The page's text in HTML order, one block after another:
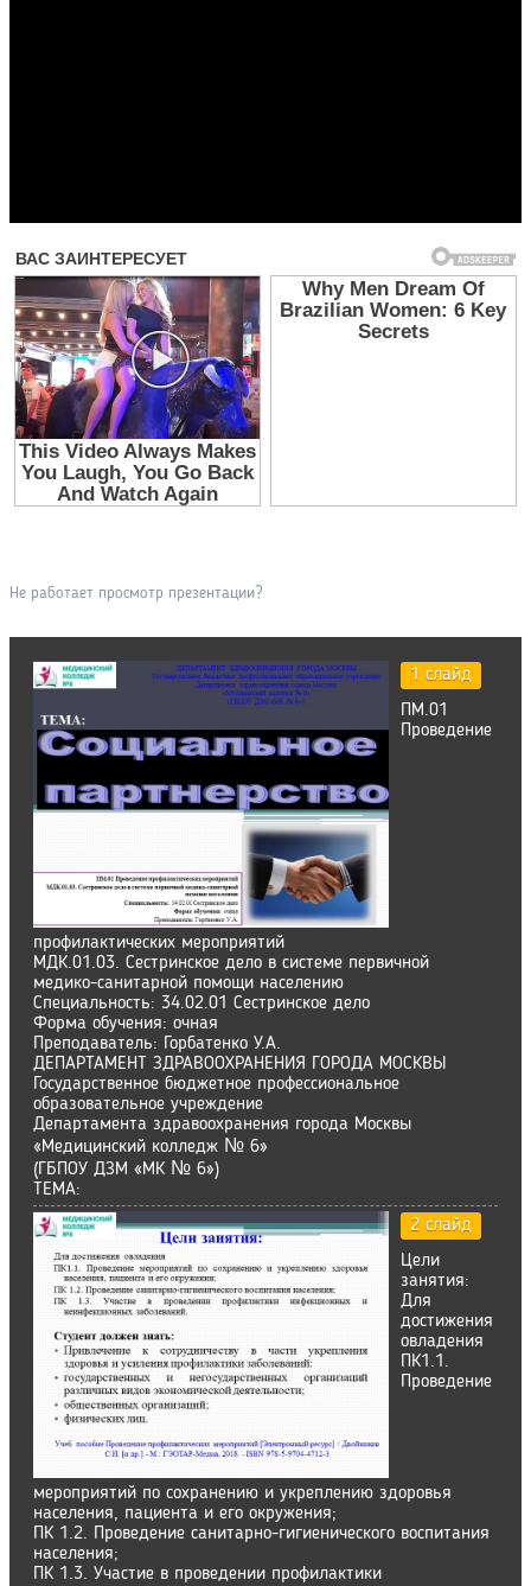
Не работает просмотр презентации?
1 слайд
ПМ.01
Проведение
профилактических мероприятий
МДК.01.03. Сестринское дело в системе первичной
медико-санитарной помощи населению
Специальность: 34.02.01 Сестринское дело
Форма обучения: очная
Преподаватель: Горбатенко У.А.
ДЕПАРТАМЕНТ ЗДРАВООХРАНЕНИЯ ГОРОДА МОСКВЫ
Государственное бюджетное профессиональное
образовательное учреждение
Департамента здравоохранения города Москвы
«Медицинский колледж № 6»
(ГБПОУ ДЗМ «МК № 6»)
ТЕМА:
2 слайд
Цели
занятия:
Для
достижения
овладения
ПК1.1.
Проведение
мероприятий по сохранению и укреплению здоровья
населения, пациента и его окружения;
ПК 1.2. Проведение санитарно-гигиенического воспитания
населения;
ПК 1.3. Участие в проведении профилактики